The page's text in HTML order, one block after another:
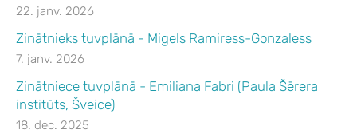
22. janv. 2026
Zinātnieks tuvplānā - Migels Ramiress-Gonzaless
7. janv. 2026
Zinātniece tuvplānā - Emiliana Fabri (Paula Šērera
institūts, Šveice)
18. dec. 2025